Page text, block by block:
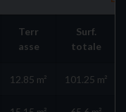
Terr
asse
Surf.
totale
12.85 m² 101.25 m²